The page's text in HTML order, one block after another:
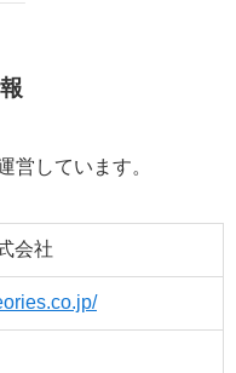
営しています。
会社